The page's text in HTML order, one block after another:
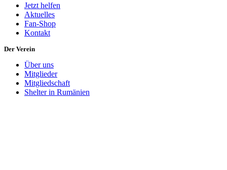
Jetzt helfen
Aktuelles
Fan-Shop
Kontakt
Der Verein
Über uns
Mitglieder
Mitgliedschaft
Shelter in Rumänien